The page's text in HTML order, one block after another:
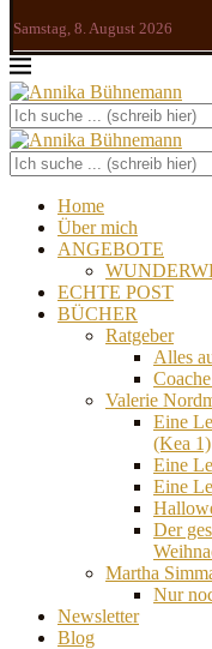
Samstag, 8. August 2026
Home
Über mich
ANGEBOTE
ECHTE POST
BÜCHER
Ratgeber
Alles
Valerie
Eine
(Kea 1)
Eine
Eine
Der
Martha
Nur
Newsletter
Blog